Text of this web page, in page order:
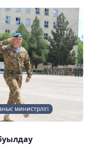
министрлігі